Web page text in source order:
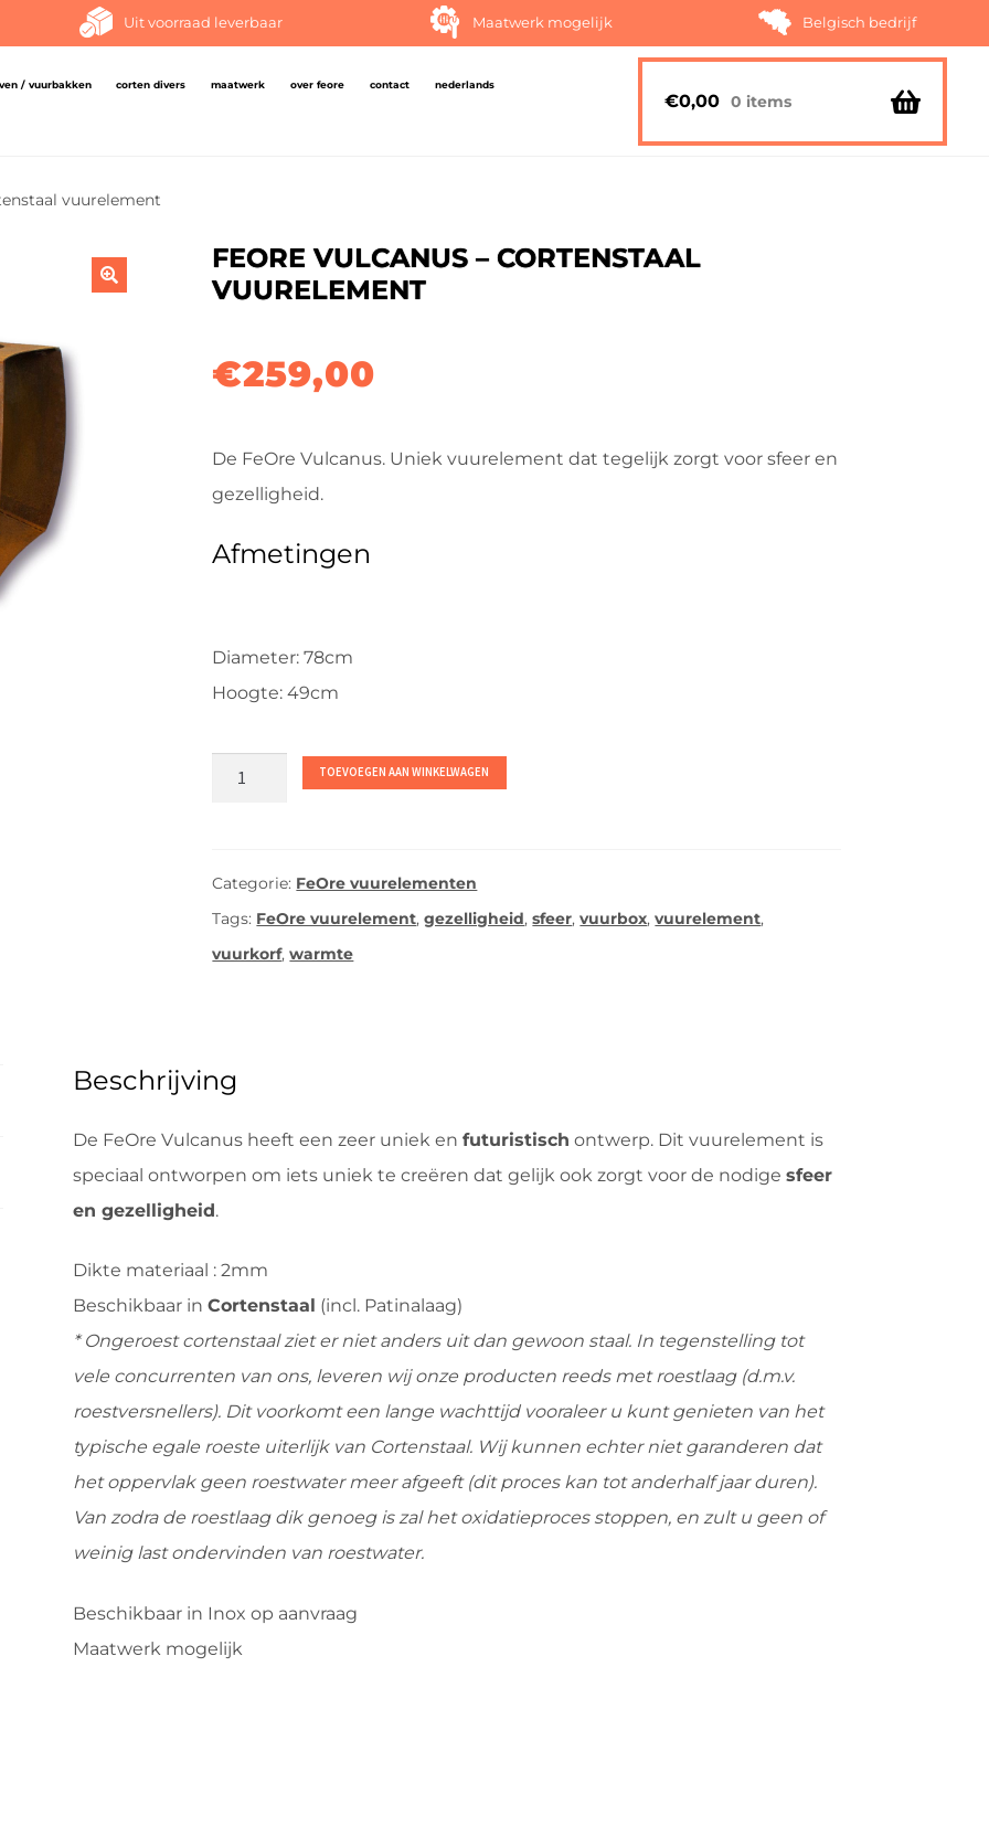
Uit voorraad leverbaar Maatwerk mogelijk Belgisch bedrijf
/ vuurbakken corten divers maatwerk over feore contact nederlands
€0,00 0 items
vuurelement
FEORE VULCANUS – CORTENSTAAL
VUURELEMENT
€259,00
De FeOre Vulcanus. Uniek vuurelement dat tegelijk zorgt voor sfeer en
gezelligheid.
Afmetingen
Diameter: 78cm
Hoogte: 49cm
FeOre
Cortenstaal
vuurelement
aantal
TOEVOEGEN AAN WINKELWAGEN
Categorie: FeOre vuurelementen
Tags: FeOre vuurelement,gezelligheid,sfeer,vuurbox,vuurelement,
vuurkorf,warmte
Beschrijving
De FeOre Vulcanus heeft een zeer uniek en futuristisch ontwerp. Dit vuurelement is
speciaal ontworpen om iets uniek te creëren dat gelijk ook zorgt voor de nodige sfeer
en gezelligheid.
Dikte materiaal : 2mm
Beschikbaar in Cortenstaal (incl. Patinalaag)
* Ongeroest cortenstaal ziet er niet anders uit dan gewoon staal. In tegenstelling tot
vele concurrenten van ons, leveren wij onze producten reeds met roestlaag (d.m.v.
roestversnellers). Dit voorkomt een lange wachttijd vooraleer u kunt genieten van het
typische egale roeste uiterlijk van Cortenstaal. Wij kunnen echter niet garanderen dat
het oppervlak geen roestwater meer afgeeft (dit proces kan tot anderhalf jaar duren).
Van zodra de roestlaag dik genoeg is zal het oxidatieproces stoppen, en zult u geen of
weinig last ondervinden van roestwater.
Beschikbaar in Inox op aanvraag
Maatwerk mogelijk